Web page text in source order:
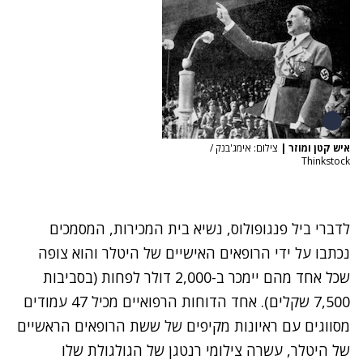
איש קטן ומוזר | צילום: אימג'בנק /
Thinkstock
לדברי ביל פנגופולוס, נשיא בית המכירות, המסמכים
נכתבו על ידי הרופאים האישיים של היטלר והוא צופה
שכל אחד מהם יימכר ב-2,000 דולר לפחות (בסביבות
7,500 שקלים). אחד הדוחות הרפואיים מכיל 47 עמודים
מסווגים עם ראיונות מקיפים של ששת הרופאים הראשיים
של היטלר, עשרה צילומי רנטגן של הגולגולת שלו